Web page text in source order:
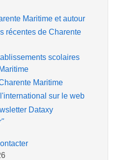
Maritime et autour
récentes de Charente
scolaires
Maritime
sur le web
Dataxy